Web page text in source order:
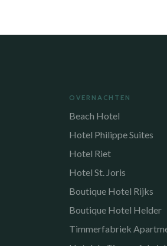
OVERNACHTEN
Beach Hotel
Hotel Philippe Suites
Hotel Riet
Hotel St. Joris
Boutique Hotel Rijks
Boutique Hotel Helder
Timmerfabriek